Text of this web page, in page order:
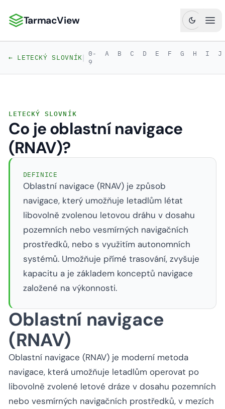
TarmacView: Precizní letecká analytika
TarmacView
← LETECKÝ SLOVNÍK| 0-
9
A B C D E F G H I J
LETECKÝ SLOVNÍK
Co je oblastní navigace
(RNAV)?
DEFINICE
Oblastní navigace (RNAV) je způsob
navigace, který umožňuje letadlům létat
libovolně zvolenou letovou dráhu v dosahu
pozemních nebo vesmírných navigačních
prostředků, nebo s využitím autonomních
systémů. Umožňuje přímé trasování, zvyšuje
kapacitu a je základem konceptů navigace
založené na výkonnosti.
Oblastní navigace
(RNAV)
Oblastní navigace (RNAV) je moderní metoda
navigace, která umožňuje letadlům operovat po
libovolně zvolené letové dráze v dosahu pozemních
nebo vesmírných navigačních prostředků, v mezích